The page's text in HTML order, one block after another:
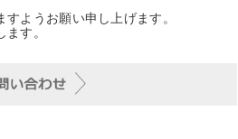
ようお願い申し上げます。
す。